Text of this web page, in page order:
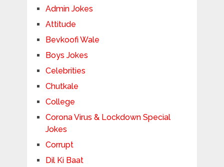
Admin Jokes
Attitude
Bevkoofi Wale
Boys Jokes
Celebrities
Chutkale
College
Corona Virus & Lockdown Special
Jokes
Corrupt
Dil Ki Baat